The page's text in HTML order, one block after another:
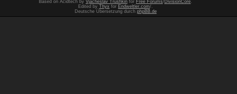
Based on Acidtech by Vjacheslav Trushkin for Free Forums/DivisionCore.
Edited by Thyx for Endweltler.com/.
Deutsche Übersetzung durch phpBB.de